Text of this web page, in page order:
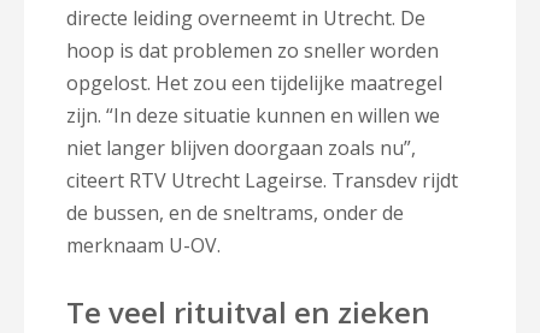
directe leiding overneemt in Utrecht. De
hoop is dat problemen zo sneller worden
opgelost. Het zou een tijdelijke maatregel
zijn. “In deze situatie kunnen en willen we
niet langer blijven doorgaan zoals nu”,
citeert RTV Utrecht Lageirse. Transdev rijdt
de bussen, en de sneltrams, onder de
merknaam U-OV.
Te veel rituitval en zieken